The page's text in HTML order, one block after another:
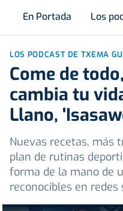
En Portada Los
LOS PODCAST DE TXEMA
Come de
cambia tu
Llano,
Nuevas recetas, más
plan de rutinas
forma de la mano de
reconocibles en redes